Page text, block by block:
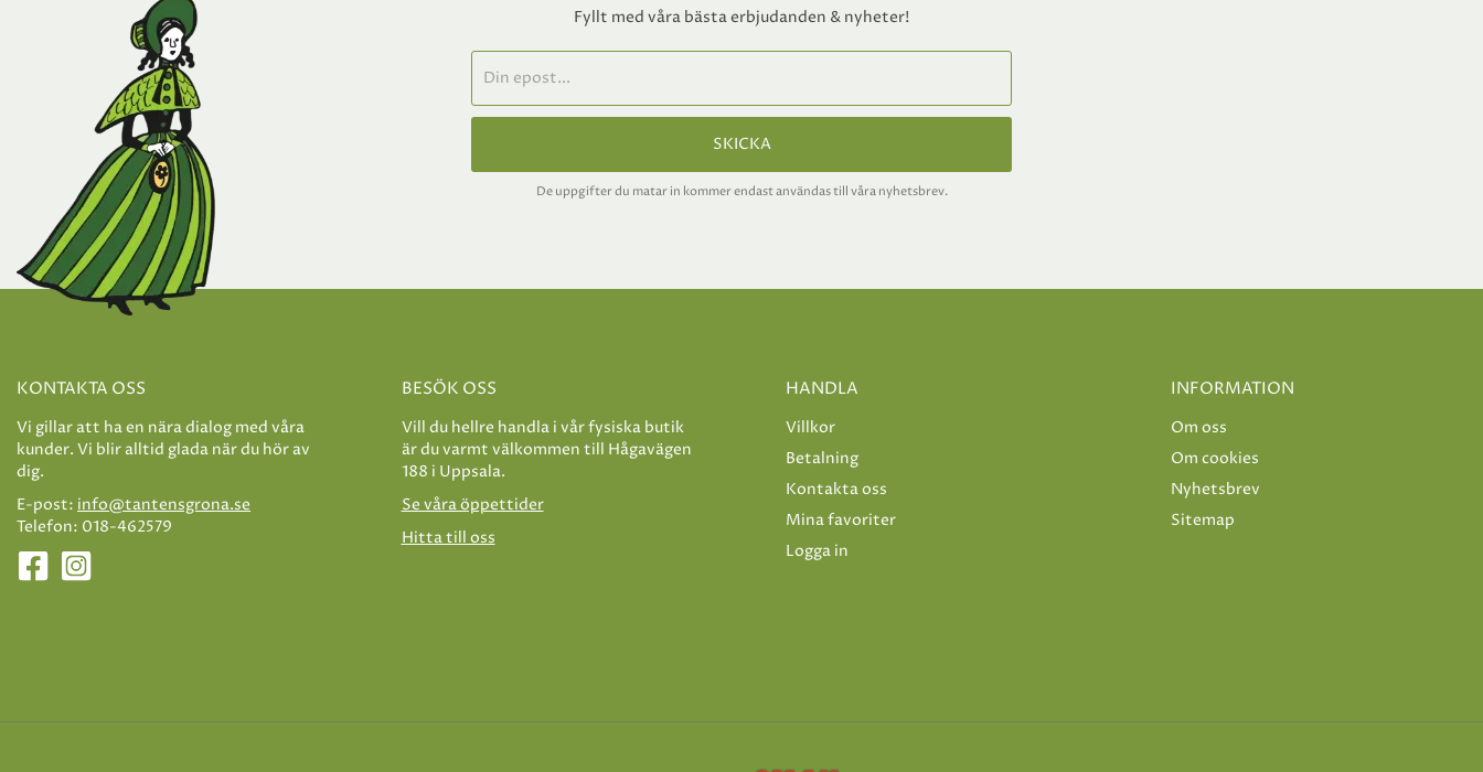
Fyllt med våra bästa erbjudanden & nyheter!
SKICKA
De uppgifter du matar in kommer endast användas till våra nyhetsbrev.
KONTAKTA OSS
Vi gillar att ha en nära dialog med våra
kunder. Vi blir alltid glada när du hör av
dig.
E-post: info@tantensgrona.se
Telefon: 018-462579
BESÖK OSS
Vill du hellre handla i vår fysiska butik
är du varmt välkommen till Hågavägen
188 i Uppsala.
Se våra öppettider
Hitta till oss
HANDLA
Villkor
Betalning
Kontakta oss
Mina favoriter
Logga in
INFORMATION
Om oss
Om cookies
Nyhetsbrev
Sitemap